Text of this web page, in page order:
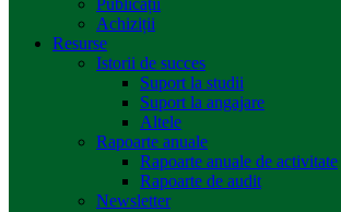
Publicații
Achiziții
Resurse
Istorii de succes
Suport la studii
Suport la angajare
Altele
Rapoarte anuale
Rapoarte anuale de activitate
Rapoarte de audit
Newsletter